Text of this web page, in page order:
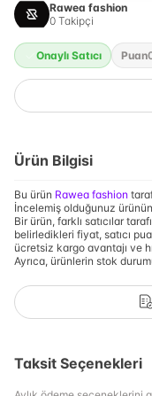
Rawea fashion
0 Takipçi
Onaylı Satıcı Puan
Ürün Bilgisi
Bu ürün Rawea fashion
İncelemiş olduğunuz ürünün
Bir ürün, farklı satıcılar
belirledikleri fiyat, satıcı
ücretsiz kargo avantajı ve
Ayrıca, ürünlerin stok
Taksit Seçenekleri